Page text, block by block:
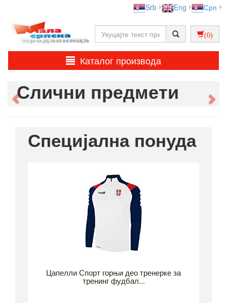
Srb Eng Срп
(0)
Каталог производа
Слични предмети
Previous
Специјална понуда
Цапелли Спорт горњи део тренерке за
тренинг фудбал...